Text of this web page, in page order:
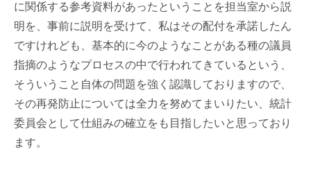
に関係する参考資料があったということを担当室から説
明を、事前に説明を受けて、私はその配付を承諾したん
ですけれども、基本的に今のようなことがある種の議員
指摘のようなプロセスの中で行われてきているという、
そういうこと自体の問題を強く認識しておりますので、
その再発防止については全力を努めてまいりたい、統計
委員会として仕組みの確立をも目指したいと思っており
ます。